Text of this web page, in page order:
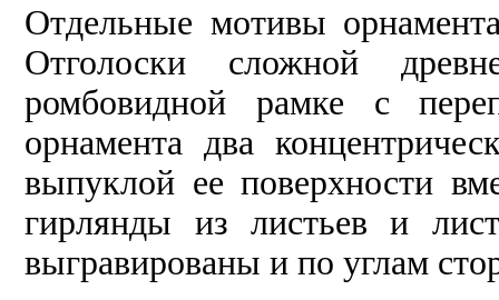
Отдельные мотивы
Отголоски сложной
ромбовидной рамке с
орнамента два
выпуклой ее поверхности
гирлянды из листьев и
выгравированы и по углам